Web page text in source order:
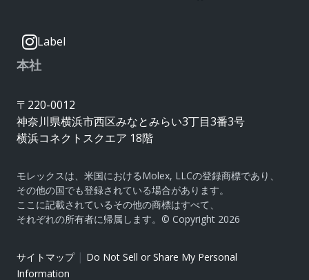
Label
本社
〒220-0012
神奈川県横浜市西区みなとみらい3丁目3番3号
横浜コネクトスクエア 18階
モレックスは、米国におけるMolex, LLCの登録商標であり、
その他の国でも登録されている場合があります。
ここに記載されているその他の商標はすべて、
それぞれの所有者に帰属します。© Copyright 2026
サイトマップ| Do Not Sell or Share My Personal
Information